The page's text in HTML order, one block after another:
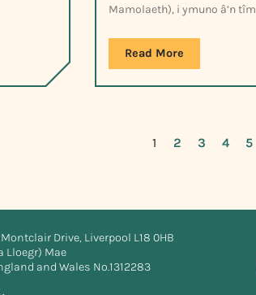
Mamolaeth), i ymuno â’n tîm
Read More
1 2 3 4 5
Drive, Liverpool L18 0HB
Lloegr) Mae
and Wales No.1312283